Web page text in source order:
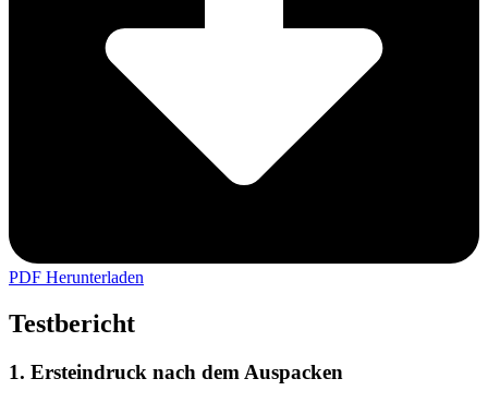
PDF Herunterladen
Testbericht
1. Ersteindruck nach dem Auspacken